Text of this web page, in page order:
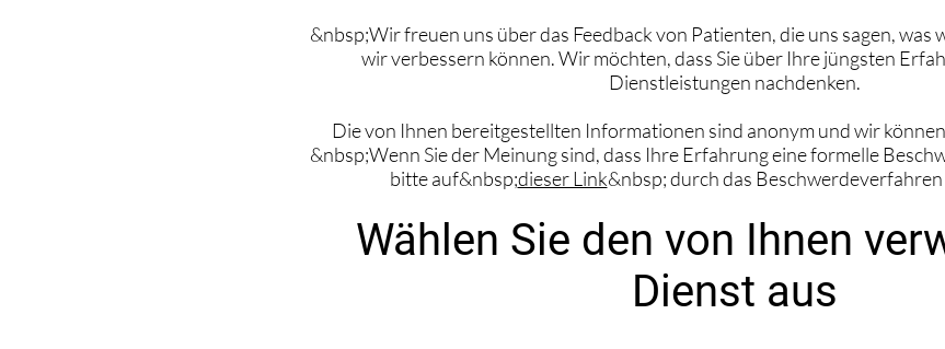
&nbsp;Wir freuen uns über das Feedback von Patienten, die uns sagen, was
wir verbessern können. Wir möchten, dass Sie über Ihre jüngsten
Dienstleistungen nachdenken.
Die von Ihnen bereitgestellten Informationen sind anonym und wir
&nbsp;Wenn Sie der Meinung sind, dass Ihre Erfahrung eine formelle
bitte auf&nbsp;dieser Link&nbsp; durch das
Wählen Sie den von Ihnen
Dienst aus